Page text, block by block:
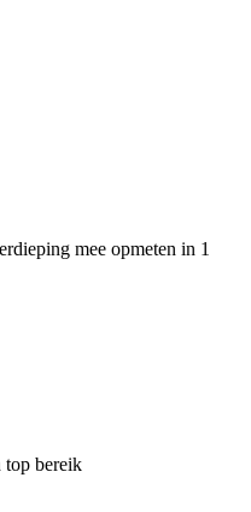
mee opmeten in 1
top bereik